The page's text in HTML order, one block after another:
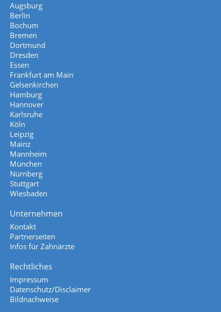
Augsburg
Berlin
Bochum
Bremen
Dortmund
Dresden
Essen
Frankfurt am Main
Gelsenkirchen
Hamburg
Hannover
Karlsruhe
Köln
Leipzig
Mainz
Mannheim
München
Nürnberg
Stuttgart
Wiesbaden
Unternehmen
Kontakt
Partnerseiten
Infos für Zahnärzte
Rechtliches
Impressum
Datenschutz/Disclaimer
Bildnachweise